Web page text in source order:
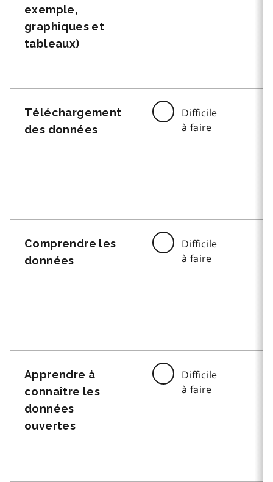
exemple,
graphiques et
tableaux)
Téléchargement
des données
Difficile
à faire
Comprendre les
données
Difficile
à faire
Apprendre à
connaître les
données
ouvertes
Difficile
à faire